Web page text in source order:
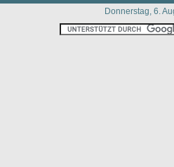
Donnerstag, 6.